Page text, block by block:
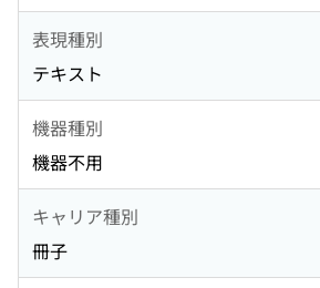
表現種別
テキスト
機器種別
機器不用
キャリア種別
冊子